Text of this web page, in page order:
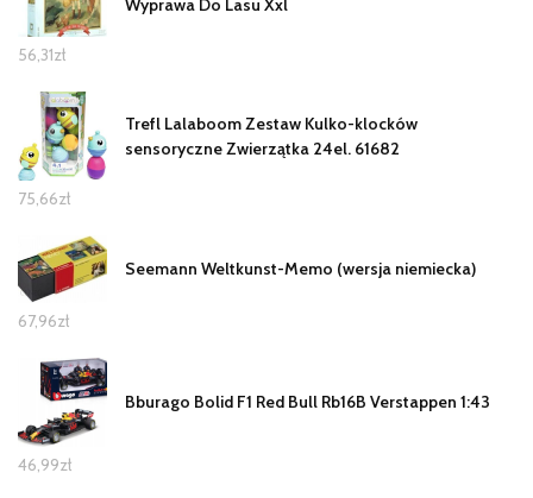
Wyprawa Do Lasu Xxl
56,31zł
Trefl Lalaboom Zestaw Kulko-klocków
sensoryczne Zwierzątka 24el. 61682
75,66zł
Seemann Weltkunst-Memo (wersja niemiecka)
67,96zł
Bburago Bolid F1 Red Bull Rb16B Verstappen 1:43
46,99zł